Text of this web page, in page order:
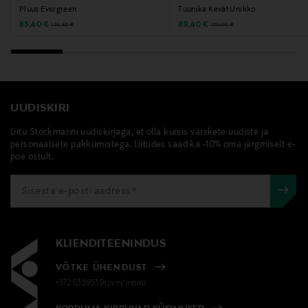
Pluus Evergreen
Discounted Price
83,40 € Original Price
139,95 €
Tuunika Kevät Unikko
Discounted Price
89,40 € Original Price
150,00 €
UUDISKIRI
Liitu Stockmanni uudiskirjaga, et olla kursis värskete uudiste ja
personaalsete pakkumistega. Liitudes saad ka -10% oma järgmiselt e-
poe ostult.
KLIENDITEENINDUS
VÕTKE ÜHENDUST
+372 6339539(pvm/mpm)